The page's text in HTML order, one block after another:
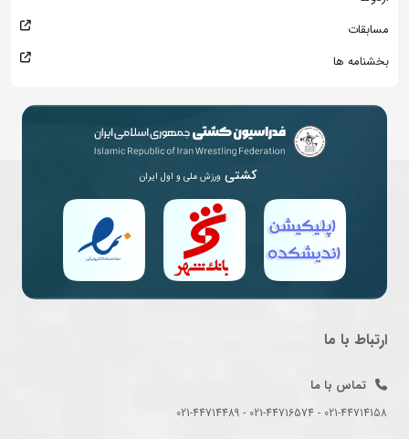
مسابقات
بخشنامه ها
کشتی ورزش ملی و اول ایران
ارتباط با ما
تماس با ما
021-44714158 - 021-44716574 - 021-44714489